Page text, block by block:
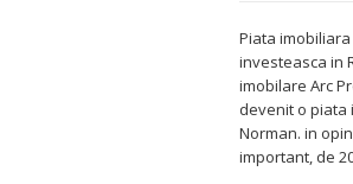
Piata
investeasca in
imobilare Arc
devenit o piata
Norman. in
important, de